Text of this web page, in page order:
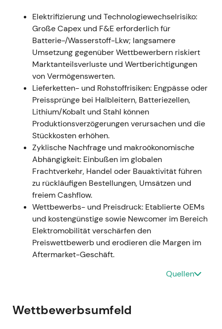
bewerten das Engagement in Truck-Zyklizität,
Aftersales-Cashflows und
Elektrifizierungskapazitäten neu.
Technisch: IPO-typische Volatilität, gefolgt
von früher Konsolidierung und
Seitwärtsbewegung.
2022 (berichtet März 2023)
Erstes vollständiges Jahr als eigenständig
börsennotiertes Unternehmen: Absatz rund
520.000 Einheiten, Umsatz 50,9 Mrd. €,
bereinigtes EBIT 3.959 Mio. €; vorgeschlagene
Dividende 1,30 € je Aktie — trotz anhaltender
Lieferkettenprobleme. [16], [21],[15]
Markteinschätzung: Das Bild wandelte sich hin
zu einem „widerstandsfähigen, profitablen
Industrieunternehmen" — Preissetzungsmacht
und Auftragsbestand wurden positiv
aufgenommen, Lieferengpässe begrenzten
jedoch das Aufwärtspotenzial.
Technisch: Fundamentaler Aufwärtstrend mit
episodischer Volatilität, ergebnisgetriebene
2023-07-10
Elektrifizierung und Technologiewechselrisiko:
Große Capex und F&E erforderlich für
Batterie-/Wasserstoff-Lkw; langsamere
Umsetzung gegenüber Wettbewerbern riskiert
Marktanteilsverluste und Wertberichtigungen
von Vermögenswerten.
Lieferketten- und Rohstoffrisiken: Engpässe oder
Preissprünge bei Halbleitern, Batteriezellen,
Lithium/Kobalt und Stahl können
Produktionsverzögerungen verursachen und die
Stückkosten erhöhen.
Zyklische Nachfrage und makroökonomische
Abhängigkeit: Einbußen im globalen
Frachtverkehr, Handel oder Bauaktivität führen
zu rückläufigen Bestellungen, Umsätzen und
freiem Cashflow.
Wettbewerbs- und Preisdruck: Etablierte OEMs
und kostengünstige sowie Newcomer im Bereich
Elektromobilität verschärfen den
Preiswettbewerb und erodieren die Margen im
Aftermarket-Geschäft.
Quellen
Wettbewerbsumfeld